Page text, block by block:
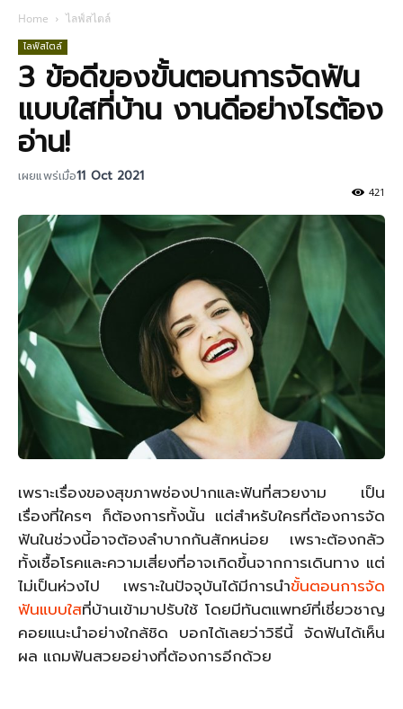
Home ไลฟ์สไตล์
ไลฟ์สไตล์
3 ข้อดีของขั้นตอนการจัดฟัน
แบบใสที่บ้าน งานดีอย่างไรต้อง
อ่าน!
เผยแพร่เมื่อ11 Oct 2021
421
เพราะเรื่องของสุขภาพช่องปากและฟันที่สวยงาม เป็น
เรื่องที่ใครๆ ก็ต้องการทั้งนั้น แต่สำหรับใครที่ต้องการจัด
ฟันในช่วงนี้อาจต้องลำบากกันสักหน่อย เพราะต้องกลัว
ทั้งเชื้อโรคและความเสี่ยงที่อาจเกิดขึ้นจากการเดินทาง แต่
ไม่เป็นห่วงไป เพราะในปัจจุบันได้มีการนำขั้นตอนการจัด
ฟันแบบใสที่บ้านเข้ามาปรับใช้ โดยมีทันตแพทย์ที่เชี่ยวชาญ
คอยแนะนำอย่างใกล้ชิด บอกได้เลยว่าวิธีนี้ จัดฟันได้เห็น
ผล แถมฟันสวยอย่างที่ต้องการอีกด้วย